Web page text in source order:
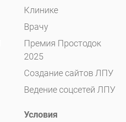
Клинике
Врачу
Премия Простодок
2025
Создание сайтов ЛПУ
Ведение соцсетей ЛПУ
Условия